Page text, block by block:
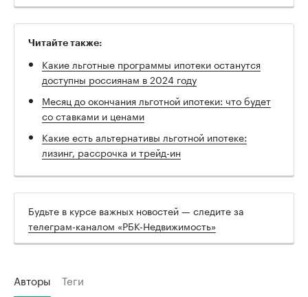
Читайте также:
Какие льготные программы ипотеки останутся
доступны россиянам в 2024 году
Месяц до окончания льготной ипотеки: что будет
со ставками и ценами
Какие есть альтернативы льготной ипотеке:
лизинг, рассрочка и трейд-ин
Будьте в курсе важных новостей — следите за
телеграм-каналом «РБК-Недвижимость»
Авторы Теги